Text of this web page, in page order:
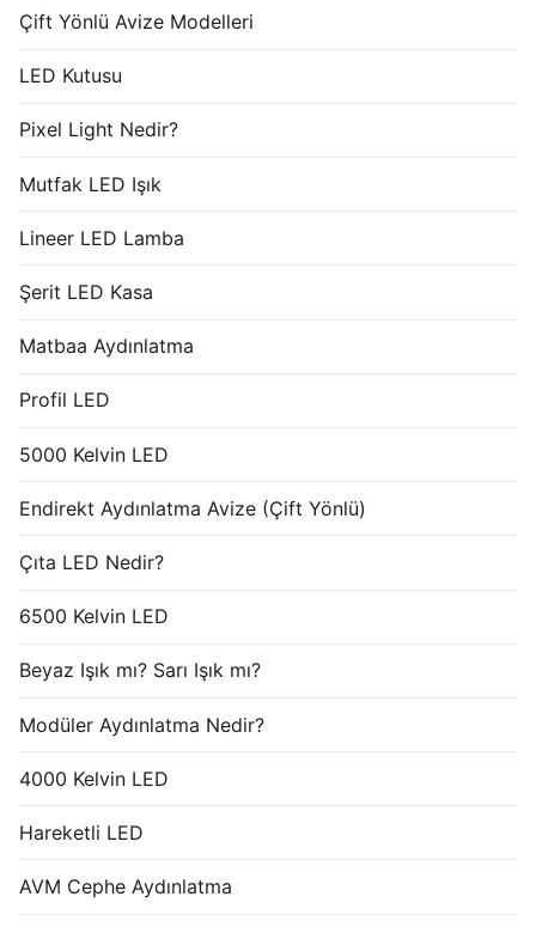
Çift Yönlü Avize Modelleri
LED Kutusu
Pixel Light Nedir?
Mutfak LED Işık
Lineer LED Lamba
Şerit LED Kasa
Matbaa Aydınlatma
Profil LED
5000 Kelvin LED
Endirekt Aydınlatma Avize (Çift Yönlü)
Çıta LED Nedir?
6500 Kelvin LED
Beyaz Işık mı? Sarı Işık mı?
Modüler Aydınlatma Nedir?
4000 Kelvin LED
Hareketli LED
AVM Cephe Aydınlatma